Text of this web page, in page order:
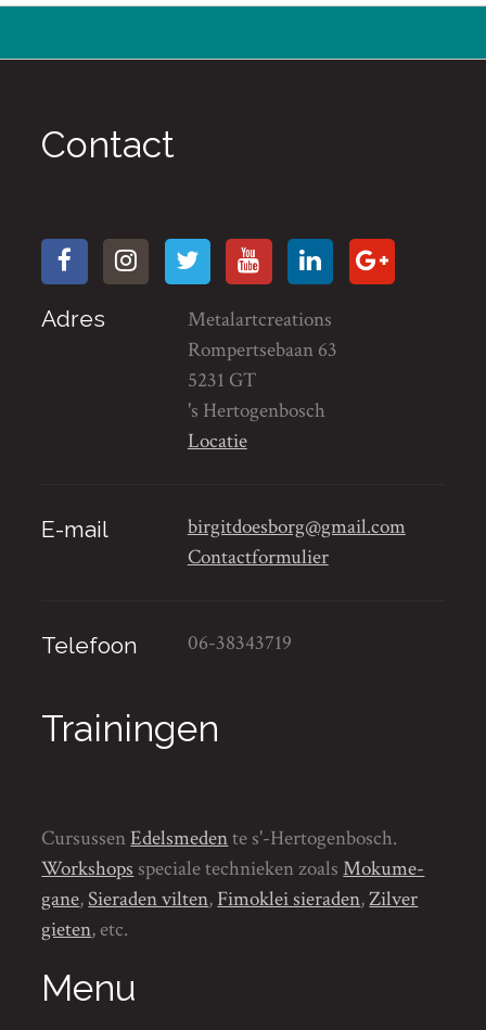
Contact
Adres
Metalartcreations
Rompertsebaan 63
5231 GT
's Hertogenbosch
Locatie
E-mail
birgitdoesborg@gmail.com
Contactformulier
Telefoon 06-38343719
Trainingen
CursussenEdelsmedente s'-Hertogenbosch.
Workshops speciale technieken zoalsMokume-
gane,Sieraden vilten, Fimoklei sieraden,Zilver
gieten, etc.
Menu